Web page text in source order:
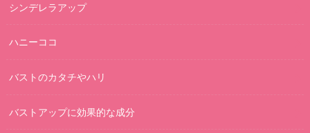
シンデレラアップ
ハニーココ
バストのカタチやハリ
バストアップに効果的な成分